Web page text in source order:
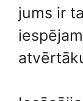
jums ir